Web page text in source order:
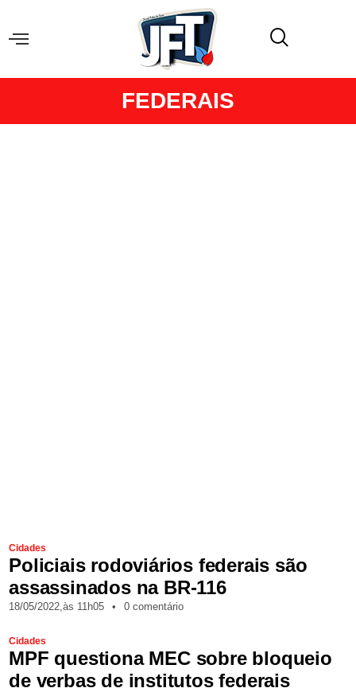
FEDERAIS
Cidades
Policiais rodoviários federais são
assassinados na BR-116
18/05/2022,às 11h05 • 0 comentário
Cidades
MPF questiona MEC sobre bloqueio
de verbas de institutos federais